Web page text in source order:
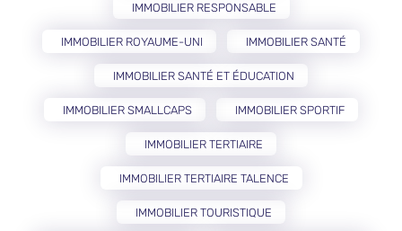
IMMOBILIER RESPONSABLE
IMMOBILIER ROYAUME-UNI IMMOBILIER SANTÉ
IMMOBILIER SANTÉ ET ÉDUCATION
IMMOBILIER SMALLCAPS IMMOBILIER SPORTIF
IMMOBILIER TERTIAIRE
IMMOBILIER TERTIAIRE TALENCE
IMMOBILIER TOURISTIQUE